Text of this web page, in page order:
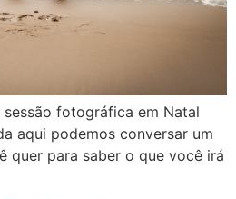
fotográfica em Natal
aqui podemos conversar um
quer para saber o que você irá